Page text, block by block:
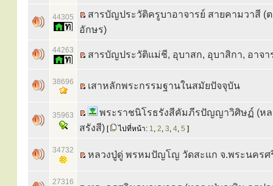
44305
สารบัญประวัติครูบาอาจารย์ สายคามวาสี (
อักษร)
44263 สารบัญประวัติแม่ชี, อุบาสก, อุบาสิกา, อาจา
38696 เสาหลักพระกรรมฐานในสมัยปัจจุบัน
35963
พระราชนิโรธรังสีคัมภีรปัญญาวิศิษฏ์ (หล
สรังสี) [ ไปที่หน้า: 1, 2, 3, 4, 5 ]
34732 หลวงปู่ดู่ พรหมปัญโญ วัดสะแก จ.พระนครศ
27316